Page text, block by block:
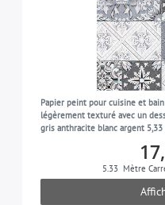
Papier peint pour cuisine et
légèrement texturé avec un
gris anthracite blanc argent 5,33
5.33 Mètre